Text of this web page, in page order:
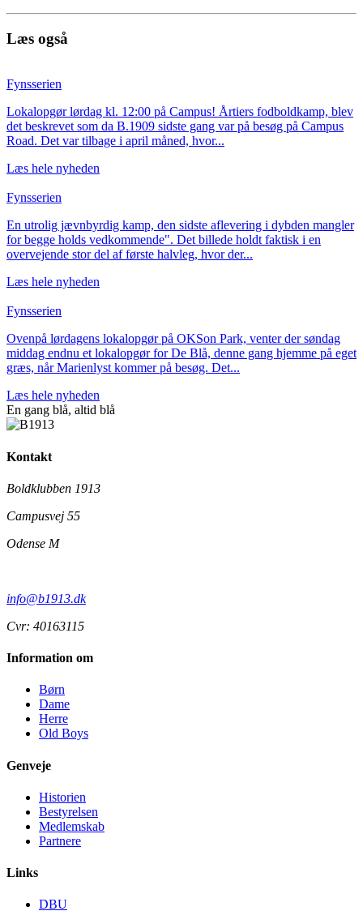
Læs også
Fynsserien
Lokalopgør lørdag kl. 12:00 på Campus! Årtiers fodboldkamp, blev
det beskrevet som da B.1909 sidste gang var på besøg på Campus
Road. Det var tilbage i april måned, hvor...
Læs hele nyheden
Fynsserien
En utrolig jævnbyrdig kamp, den sidste aflevering i dybden mangler
for begge holds vedkommende". Det billede holdt faktisk i en
overvejende stor del af første halvleg, hvor der...
Læs hele nyheden
Fynsserien
Ovenpå lørdagens lokalopgør på OKSon Park, venter der søndag
middag endnu et lokalopgør for De Blå, denne gang hjemme på eget
græs, når Marienlyst kommer på besøg. Det...
Læs hele nyheden
En gang blå, altid blå
Kontakt
Boldklubben 1913
Campusvej 55
Odense M
info@b1913.dk
Cvr: 40163115
Information om
Børn
Dame
Herre
Old Boys
Genveje
Historien
Bestyrelsen
Medlemskab
Partnere
Links
DBU